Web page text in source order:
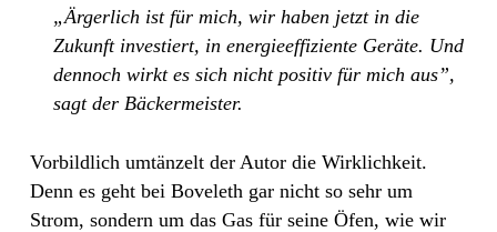
„Ärgerlich ist für mich, wir haben jetzt in die
Zukunft investiert, in energieeffiziente Geräte. Und
dennoch wirkt es sich nicht positiv für mich aus”,
sagt der Bäckermeister.
Vorbildlich umtänzelt der Autor die Wirklichkeit.
Denn es geht bei Boveleth gar nicht so sehr um
Strom, sondern um das Gas für seine Öfen, wie wir